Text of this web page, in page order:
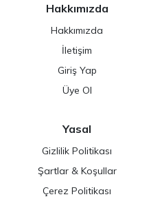
Hakkımızda
Hakkımızda
İletişim
Giriş Yap
Üye Ol
Yasal
Gizlilik Politikası
Şartlar & Koşullar
Çerez Politikası